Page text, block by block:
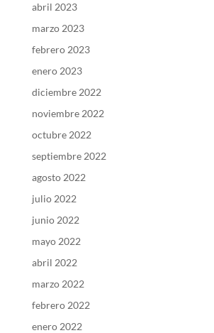
abril 2023
marzo 2023
febrero 2023
enero 2023
diciembre 2022
noviembre 2022
octubre 2022
septiembre 2022
agosto 2022
julio 2022
junio 2022
mayo 2022
abril 2022
marzo 2022
febrero 2022
enero 2022